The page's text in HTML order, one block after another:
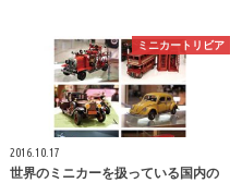
ミニカートリビア
2016.10.17
世界のミニカーを扱っている国内の